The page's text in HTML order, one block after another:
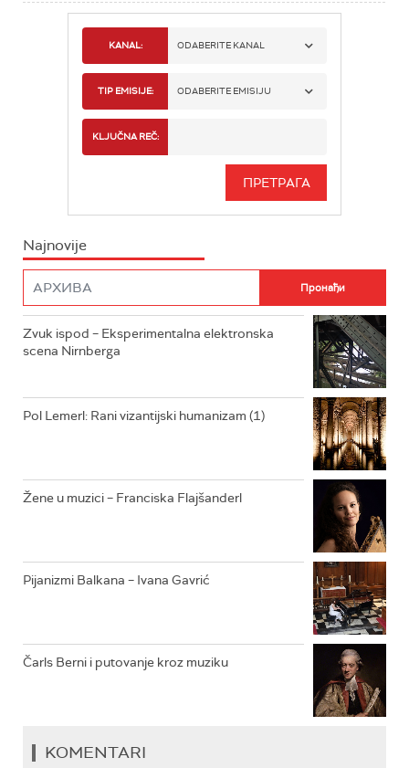
KANAL: ODABERITE KANAL
RADIO BEOGRAD 1
RADIO BEOGRAD 3
RADIO ROKENROLER
RADIO DŽEZER
TIP EMISIJE: ODABERITE EMISIJU
INFO
KLJUČNA REČ:
Najnovije
Zvuk ispod – Eksperimentalna elektronska
scena Nirnberga
Pol Lemerl: Rani vizantijski humanizam (1)
Žene u muzici – Franciska Flajšanderl
Pijanizmi Balkana – Ivana Gavrić
Čarls Berni i putovanje kroz muziku
KOMENTARI